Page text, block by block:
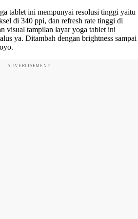
tablet ini mempunyai resolusi tinggi yaitu
di 340 ppi, dan refresh rate tinggi di
visual tampilan layar yoga tablet ini
ya. Ditambah dengan brightness sampai
ADVERTISEMENT